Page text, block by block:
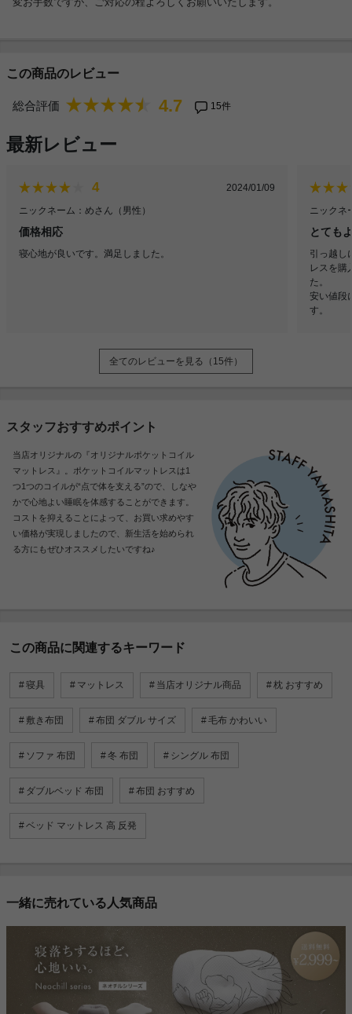
この商品のレビュー
総合評価 4.7 15件
最新レビュー
4 2024/01/09
ニックネーム：めさん （男性）
価格相応
寝心地が良いです。満足しました。
ニックネ
とても
引っ越し
レスを購
た。
安い値段
す。
全てのレビューを見る（15件）
スタッフおすすめポイント
当店オリジナルの『オリジナルポケットコイル
マットレス』。ポケットコイルマットレスは1
つ1つのコイルが“点で体を支える”ので、しなや
かで心地よい睡眠を体感することができます。
コストを抑えることによって、お買い求めやす
い価格が実現しましたので、新生活を始められ
る方にもぜひオススメしたいですね♪
この商品に関連するキーワード
寝具 マットレス 当店オリジナル商品 枕 おすすめ
敷き布団 布団 ダブル サイズ 毛布 かわいい
ソファ 布団 冬 布団 シングル 布団
ダブルベッド 布団 布団 おすすめ
ベッド マットレス 高 反発
一緒に売れている人気商品